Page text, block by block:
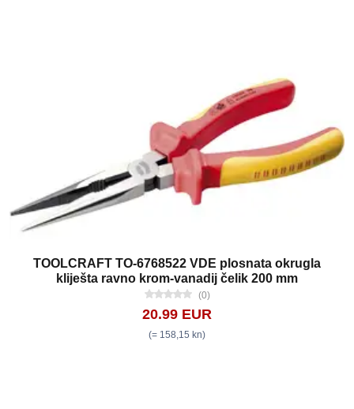
TOOLCRAFT TO-6768522 VDE plosnata okrugla
kliješta ravno krom-vanadij čelik 200 mm
(0)
20.99 EUR
(= 158,15 kn)